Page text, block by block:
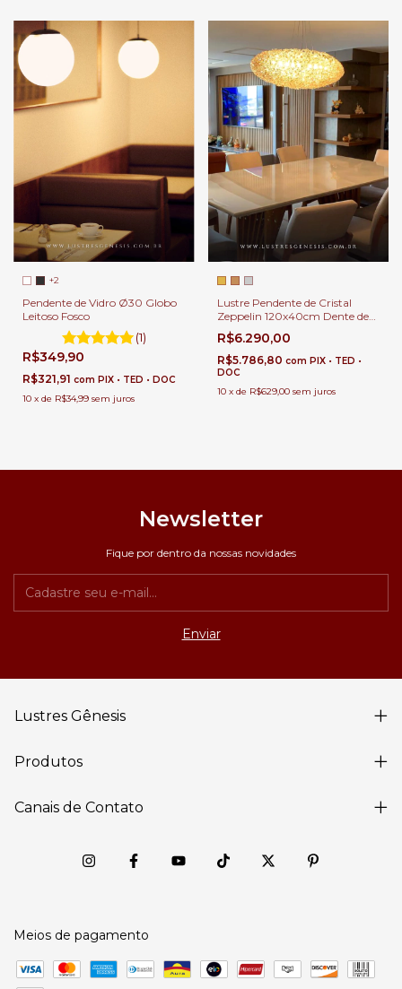
+2
Pendente de Vidro Ø30 Globo
Leitoso Fosco
(1)
R$349,90
R$321,91 com PIX • TED • DOC
10 x de R$34,99 sem juros
Lustre Pendente de Cristal
Zeppelin 120x40cm Dente de
Leão Para Salas de Jantar
R$6.290,00
R$5.786,80 com PIX • TED •
DOC
10 x de R$629,00 sem juros
Newsletter
Fique por dentro da nossas novidades
Lustres Gênesis
Produtos
Canais de Contato
Meios de pagamento